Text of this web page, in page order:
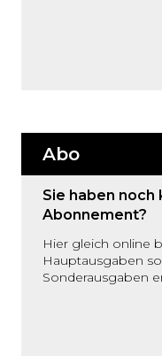
Abo
Sie haben noch
Abonnement?
Hier gleich online
Hauptausgaben
Sonderausgaben